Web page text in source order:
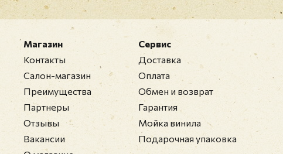
Магазин
Контакты
Салон-магазин
Преимущества
Партнеры
Отзывы
Вакансии
Сервис
Доставка
Оплата
Обмен и возврат
Гарантия
Мойка винила
Подарочная упаковка